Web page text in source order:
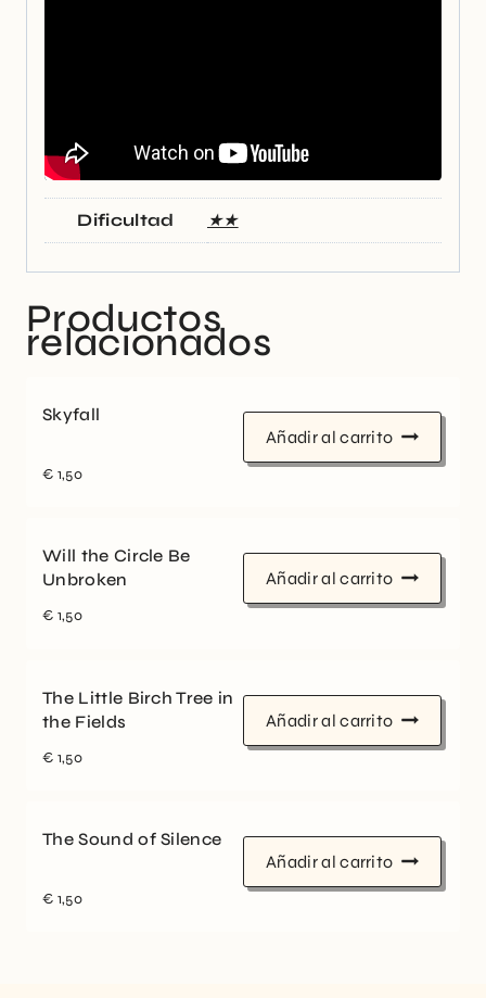
Dificultad ★★
Productos
relacionados
Skyfall
€ 1,50
Añadir al carrito
Will the Circle Be
Unbroken
€ 1,50
Añadir al carrito
The Little Birch Tree in
the Fields
€ 1,50
Añadir al carrito
The Sound of Silence
€ 1,50
Añadir al carrito